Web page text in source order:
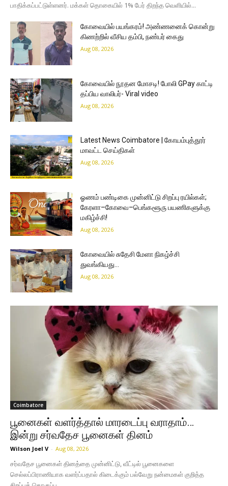
பாதிக்கப்பட்டுள்ளனர். மக்கள் தொகையில் 1% பேர் திறந்த வெளியில்...
கோவையில் பயங்கரம்! அண்ணனைக் கொன்று
கிணற்றில் வீசிய தம்பி, நண்பர் கைது
Aug 08, 2026
கோவையில் நூதன மோசடி! போலி GPay காட்டி
தப்பிய வாலிபர்- Viral video
Aug 08, 2026
Latest News Coimbatore | கோயம்புத்தூர்
மாவட்ட செய்திகள்
Aug 08, 2026
ஓணம் பண்டிகை முன்னிட்டு சிறப்பு ரயில்கள்;
கேரளா–கோவை–பெங்களூரு பயணிகளுக்கு
மகிழ்ச்சி!
Aug 08, 2026
கோவையில் சுதேசி மேளா நிகழ்ச்சி
துவங்கியது…
Aug 08, 2026
Coimbatore
பூனைகள் வளர்த்தால் மாரடைப்பு வராதாம்…
இன்று சர்வதேச பூனைகள் தினம்
Wilson Joel V - Aug 08, 2026
சர்வதேச பூனைகள் தினத்தை முன்னிட்டு, வீட்டில் பூனைகளை
செல்லப்பிராணியாக வளர்ப்பதால் கிடைக்கும் பல்வேறு நன்மைகள் குறித்த